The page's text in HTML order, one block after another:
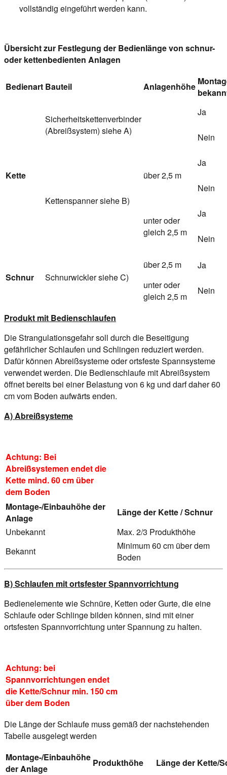
vollständig eingeführt werden kann.
Übersicht zur Festlegung der Bedienlänge von schnur-
oder kettenbedienten Anlagen
Bedienart Bauteil Anlagenhöhe
Kette
Sicherheitskettenverbinder
(Abreißsystem) siehe A)
Ja
Nein
Kettenspanner siehe B)
über 2,5 m
Ja
Nein
unter oder
gleich 2,5 m
Ja
Nein
Schnur Schnurwickler siehe C)
über 2,5 m
Ja
unter oder
gleich 2,5 m
Nein
Produkt mit Bedienschlaufen
Die Strangulationsgefahr soll durch die Beseitigung
gefährlicher Schlaufen und Schlingen reduziert werden.
Dafür können Abreißsysteme oder ortsfeste Spannsysteme
verwendet werden. Die Bedienschlaufe mit Abreißsystem
öffnet bereits bei einer Belastung von 6 kg und darf daher 60
cm vom Boden aufwärts enden.
A) Abreißsysteme
Achtung: Bei
Abreißsystemen endet die
Kette mind. 60 cm über
dem Boden
Montage-/Einbauhöhe der
Anlage
Länge der Kette / Schnur
Unbekannt
Max. 2/3 Produkthöhe
Bekannt
Minimum 60 cm über dem
Boden
B) Schlaufen mit ortsfester Spannvorrichtung
Bedienelemente wie Schnüre, Ketten oder Gurte, die eine
Schlaufe oder Schlinge bilden können, sind mit einer
ortsfesten Spannvorrichtung unter Spannung zu halten.
Achtung: bei
Spannvorrichtungen endet
die Kette/Schnur min. 150 cm
über dem Boden
Die Länge der Schlaufe muss gemäß der nachstehenden
Tabelle ausgelegt werden
Montage-/Einbauhöhe
der Anlage
Produkthöhe Länge der Kette/